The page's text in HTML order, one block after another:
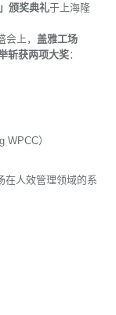
颁奖典礼于上海隆
上， 盖雅工场
斩获两项大奖：
WPCC）
在人效管理领域的系